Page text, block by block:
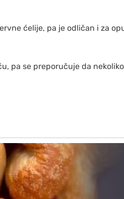
ćelije, pa je odličan i za
pa se preporučuje da